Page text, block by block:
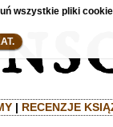
| RECENZJE
wszystkie pliki